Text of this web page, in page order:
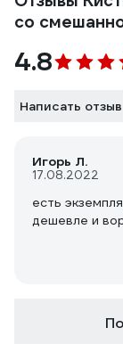
со
4.8
Написать отзыв
Игорь Л.
17.08.2022
есть
дешевле и